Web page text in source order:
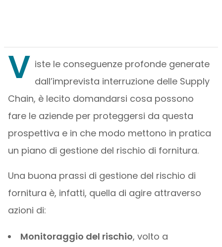
V iste le conseguenze profonde generate
dall’imprevista interruzione delle Supply
Chain, è lecito domandarsi cosa possono
fare le aziende per proteggersi da questa
prospettiva e in che modo mettono in pratica
un piano di gestione del rischio di fornitura.
Una buona prassi di gestione del rischio di
fornitura è, infatti, quella di agire attraverso
azioni di:
Monitoraggio del rischio, volto a